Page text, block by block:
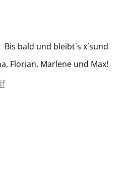
Bis bald und bleibt´s x´sund
Florian, Marlene und Max!